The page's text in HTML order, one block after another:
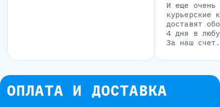
И еще очень
курьерские
доставят
4 дня в
За наш счет.
ОПЛАТА И ДОСТАВКА